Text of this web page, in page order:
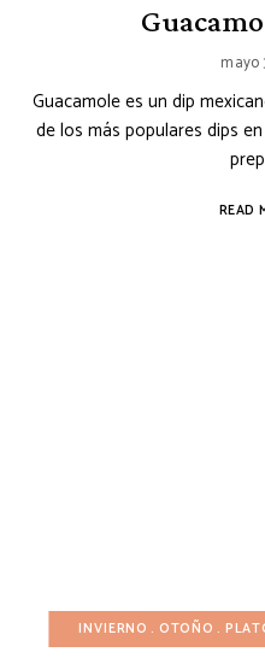
mayo
Guacamole es un dip
de los más populares dips
READ
INVIERNO OTOÑO